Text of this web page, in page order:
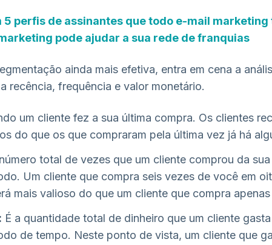
5 perfis de assinantes que todo e-mail marketing
pode ajudar a sua rede de franquias
ainda mais efetiva, entra em cena a
recência, frequência e valor monetário.
um cliente fez a sua última compra. Os clientes
do que os que compraram pela última vez já há
total de vezes que um cliente comprou da
Um cliente que compra seis vezes de você em
mais valioso do que um cliente que compra
É a quantidade total de dinheiro que um cliente
de tempo. Neste ponto de vista, um cliente que